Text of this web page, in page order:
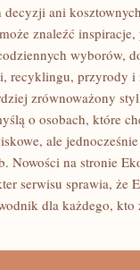
ani
znaleźć inspiracje,
wyborów,
recyklingu, przyrody i
zrównoważony styl
o osobach, które
ale
Nowości na stronie
serwisu sprawia, że
dla każdego, kto